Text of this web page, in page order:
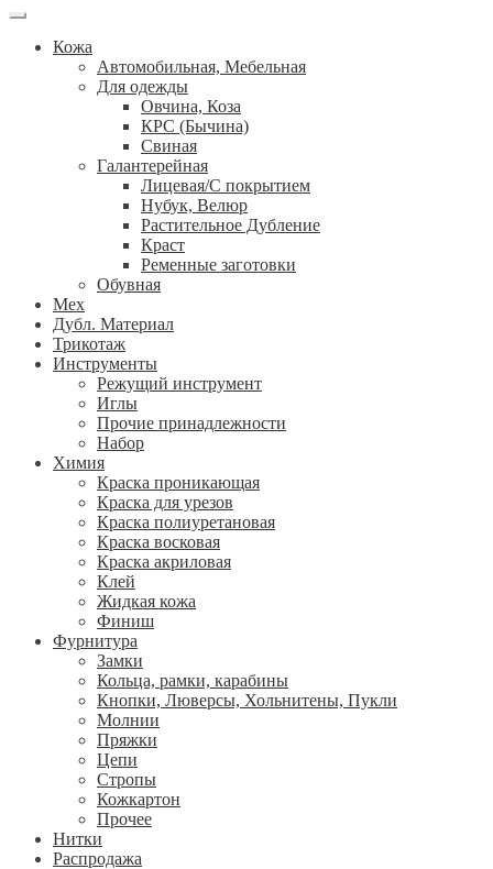
Кожа
Автомобильная, Мебельная
Для одежды
Овчина, Коза
КРС (Бычина)
Свиная
Галантерейная
Лицевая/С покрытием
Нубук, Велюр
Растительное Дубление
Краст
Ременные заготовки
Обувная
Мех
Дубл. Материал
Трикотаж
Инструменты
Режущий инструмент
Иглы
Прочие принадлежности
Набор
Химия
Краска проникающая
Краска для урезов
Краска полиуретановая
Краска восковая
Краска акриловая
Клей
Жидкая кожа
Финиш
Фурнитура
Замки
Кольца, рамки, карабины
Кнопки, Люверсы, Хольнитены, Пукли
Молнии
Пряжки
Цепи
Стропы
Кожкартон
Прочее
Нитки
Распродажа